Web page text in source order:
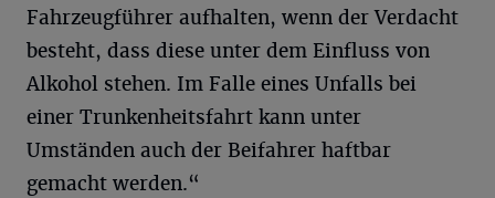
Fahrzeugführer aufhalten, wenn der Verdacht
besteht, dass diese unter dem Einfluss von
Alkohol stehen. Im Falle eines Unfalls bei
einer Trunkenheitsfahrt kann unter
Umständen auch der Beifahrer haftbar
gemacht werden.“